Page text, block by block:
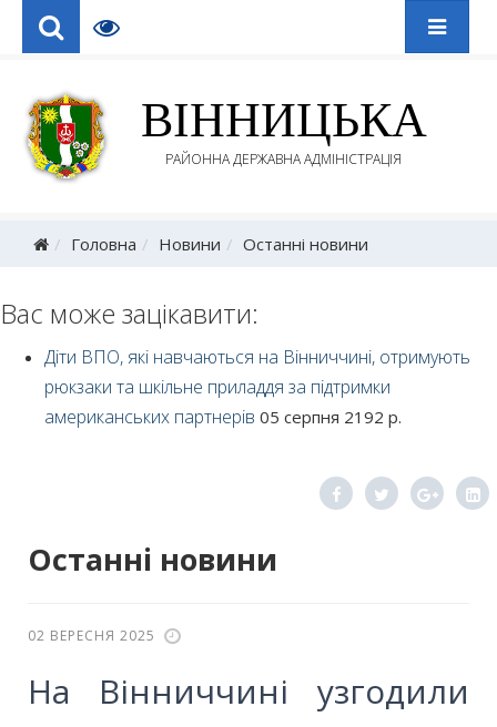
ВІННИЦЬКА
РАЙОННА ДЕРЖАВНА АДМІНІСТРАЦІЯ
Головна Новини Останні новини
Останні новини
02 ВЕРЕСНЯ 2025
На Вінниччині узгодили
Вас може зацікавити:
Діти ВПО, які навчаються на Вінниччині, отримують
рюкзаки та шкільне приладдя за підтримки
американських партнерів 05 серпня 2192 р.